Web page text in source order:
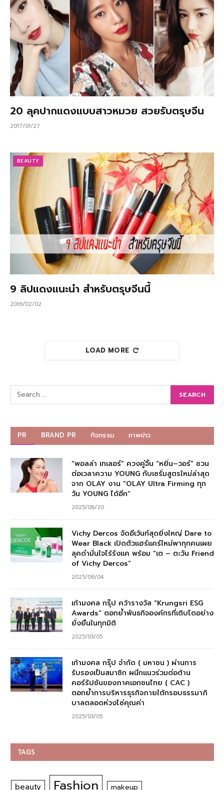
20 ลุคปากแดงแบบสาวหมวย สวยรับตรุษจีน
2017/01/27
BEAUTY
9 ลิปแดงแนะนำ สำหรับตรุษจีนนี้
2016/02/02
LOAD MORE
PR BRAND PR กิจกรรม ภาพข่าว
“พอลล่า เทเลอร์” ควงคู่จิ้น “หยิ่น–วอร์” ชวน
ต่อเวลาความ YOUNG กับเซรั่มสูตรใหม่ล่าสุด
จาก OLAY งาน “OLAY Ultra Firming ทุก
วัน YOUNG ได้อีก”
2025/08/20
Vichy Dercos จัดอีเว้นท์สุดยิ่งใหญ่ Dare to
Wear Black เปิดตัวแฮร์แคร์ใหม่พาทุกคนเผย
ลุคดำมั่นใจไร้รังแค พร้อม “เต – ตะวัน Friend
of Vichy Dercos”
2025/06/04
เก้ามงคล กรุ๊ป คว้ารางวัล “Krungsri ESG
Awards” ตอกย้ำพันธกิจองค์กรที่เติบโตอย่าง
ยั่งยืนในทุกมิติ
2025/03/05
เก้ามงคล กรุ๊ป จำกัด ( มหาชน ) ผ่านการ
รับรองเป็นสมาชิก ผนึกแนวร่วมต่อต้าน
คอร์รัปชันของภาคเอกชนไทย ( CAC )
ตอกย้ำการบริหารธุรกิจภายใต้กรอบธรรมาภิ
บาลตลอดห่วงโซ่คุณค่า
2025/03/05
TAGS
beauty Fashion makeup